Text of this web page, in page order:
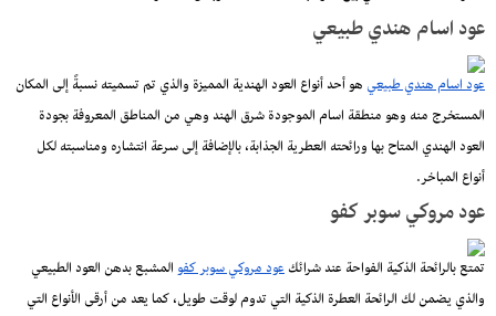
عود اسام هندي طبيعي
عود اسام هندي طبيعيهو أحد أنواع العود الهندية المميزة والذي تم تسميته نسبةً إلى المكان
المستخرج منه وهو منطقة اسام الموجودة شرق الهند وهي من المناطق المعروفة بجودة
العود الهندي المتاح بها ورائحته العطرية الجذابة، بالإضافة إلى سرعة انتشاره ومناسبته لكل
أنواع المباخر.
عود مروكي سوبر كفو
تمتع بالرائحة الذكية الفواحة عند شرائكعود مروكي سوبر كفوالمشبع بدهن العود الطبيعي
والذي يضمن لك الرائحة العطرة الذكية التي تدوم لوقت طويل، كما يعد من أرقى الأنواع التي